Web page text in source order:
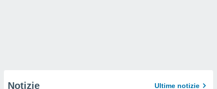
Notizie Ultime notizie